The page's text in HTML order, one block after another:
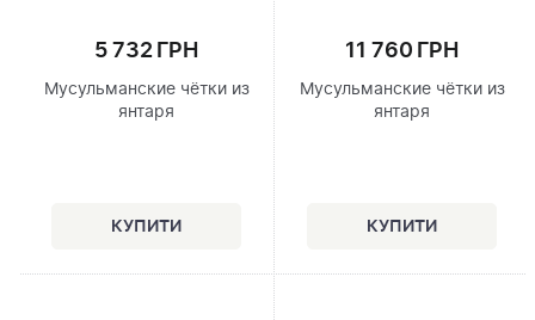
5 732 ГРН
Мусульманские чётки из
янтаря
11 760 ГРН
Мусульманские чётки из
янтаря